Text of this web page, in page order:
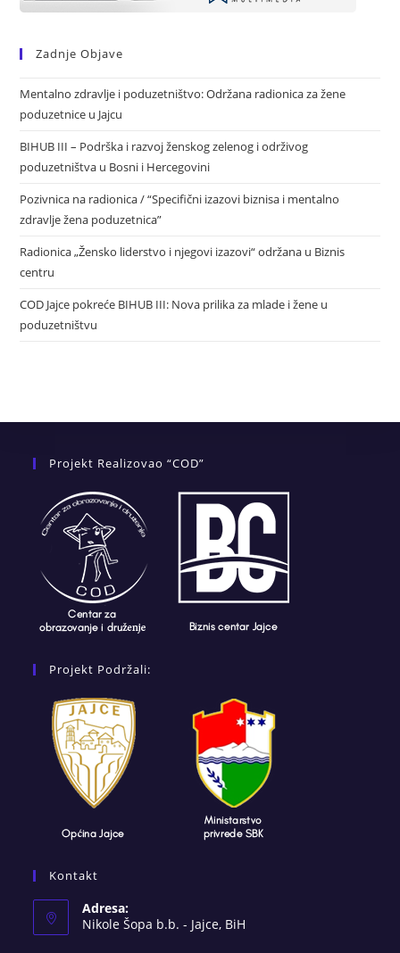
Zadnje Objave
Mentalno zdravlje i poduzetništvo: Održana radionica za žene
poduzetnice u Jajcu
BIHUB III – Podrška i razvoj ženskog zelenog i održivog
poduzetništva u Bosni i Hercegovini
Pozivnica na radionica / “Specifični izazovi biznisa i mentalno
zdravlje žena poduzetnica”
Radionica „Žensko liderstvo i njegovi izazovi“ održana u Biznis
centru
COD Jajce pokreće BIHUB III: Nova prilika za mlade i žene u
poduzetništvu
Projekt Realizovao “COD”
Projekt Podržali:
Kontakt
Adresa:
Nikole Šopa b.b. - Jajce, BiH